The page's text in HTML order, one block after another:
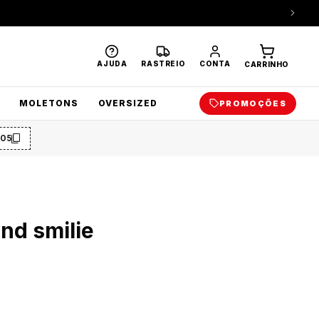
AJUDA RASTREIO CONTA CARRINHO
MOLETONS OVERSIZED PROMOÇÕES
smilie